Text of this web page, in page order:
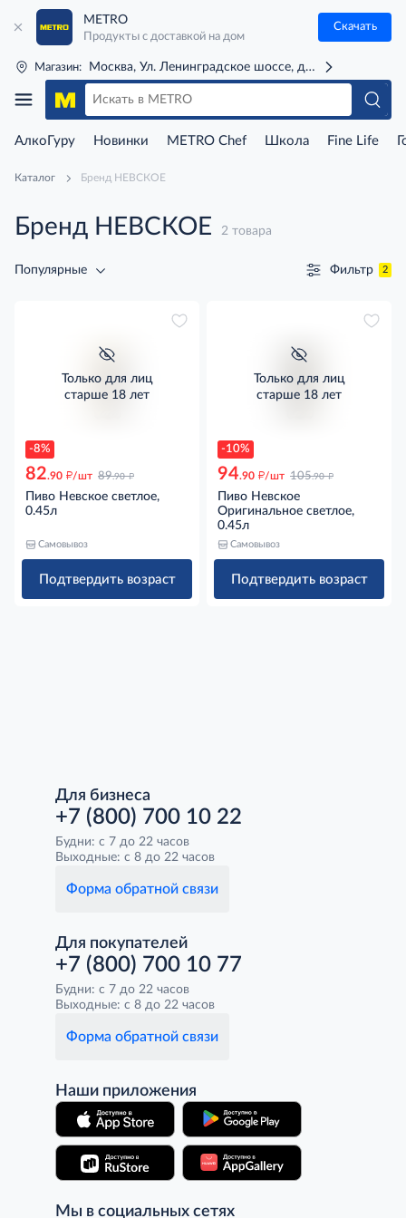
METRO
Продукты с доставкой на дом
Скачать
Магазин: Москва, Ул. Ленинградское шоссе, д. 71Г (м. Речной
АлкоГуру Новинки METRO Chef Школа Fine Life
Каталог Бренд НЕВСКОЕ
Бренд НЕВСКОЕ 2 товара
Популярные Фильтр 2
-8%
Только для лиц
старше 18 лет
82.90 д/шт 89.90 д
Пиво Невское светлое,
0.45л
Самовывоз
Подтвердить возраст
-10%
Только для лиц
старше 18 лет
94.90 д/шт 105.90 д
Пиво Невское
Оригинальное светлое,
0.45л
Самовывоз
Подтвердить возраст
Для бизнеса
+7 (800) 700 10 22
Будни: с 7 до 22 часов
Выходные: с 8 до 22 часов
Форма обратной связи
Для покупателей
+7 (800) 700 10 77
Будни: с 7 до 22 часов
Выходные: с 8 до 22 часов
Форма обратной связи
Наши приложения
Мы в социальных сетях